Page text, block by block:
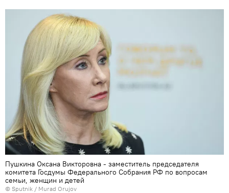
Пушкина Оксана Викторовна - заместитель председателя
комитета Госдумы Федерального Собрания РФ по вопросам
семьи, женщин и детей
© Sputnik / Murad Orujov